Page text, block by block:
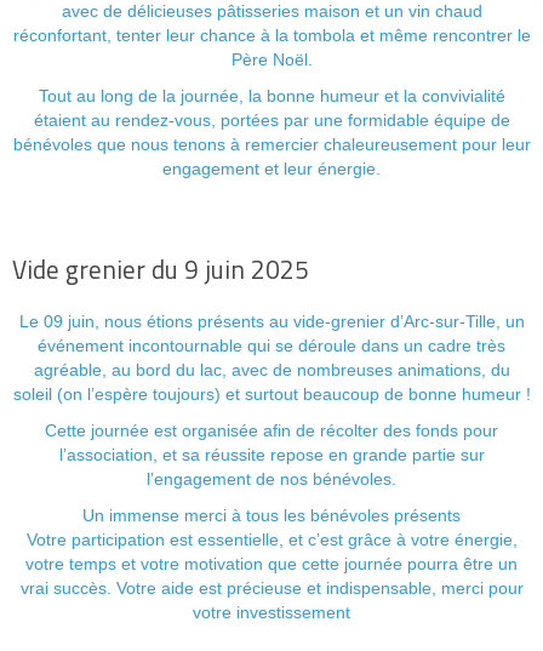
avec de délicieuses pâtisseries maison et un vin chaud
réconfortant, tenter leur chance à la tombola et même rencontrer le
Père Noël.
Tout au long de la journée, la bonne humeur et la convivialité
étaient au rendez-vous, portées par une formidable équipe de
bénévoles que nous tenons à remercier chaleureusement pour leur
engagement et leur énergie.
Vide grenier du 9 juin 2025
Le 09 juin, nous étions présents au vide-grenier d’Arc-sur-Tille, un
événement incontournable qui se déroule dans un cadre très
agréable, au bord du lac, avec de nombreuses animations, du
soleil (on l’espère toujours) et surtout beaucoup de bonne humeur !
Cette journée est organisée afin de récolter des fonds pour
l’association, et sa réussite repose en grande partie sur
l’engagement de nos bénévoles.
Un immense merci à tous les bénévoles présents
Votre participation est essentielle, et c’est grâce à votre énergie,
votre temps et votre motivation que cette journée pourra être un
vrai succès. Votre aide est précieuse et indispensable, merci pour
votre investissement